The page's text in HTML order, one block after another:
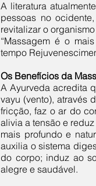
A literatura
pessoas no
revitalizar o
“Massagem é o
tempo
Os Benefícios da
A Ayurveda acredita
vayu (vento), através
fricção, faz o ar do
alivia a tensão e
mais profundo e
auxilia o sistema
do corpo; induz ao
alegre e saudável.